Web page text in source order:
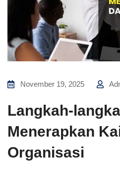
November 19, 2025
Langkah-
Menerapkan
Organisasi